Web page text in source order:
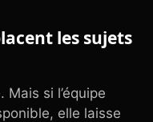
les sujets
si l’équipe
elle laisse